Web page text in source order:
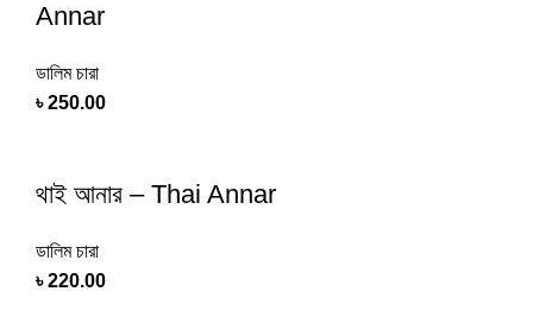
Annar
ডালিম চারা
৳250.00
থাই আনার – Thai Annar
ডালিম চারা
৳220.00